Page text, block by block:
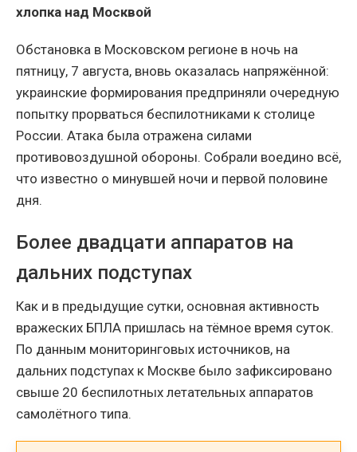
хлопка над Москвой
Обстановка в Московском регионе в ночь на
пятницу, 7 августа, вновь оказалась напряжённой:
украинские формирования предприняли очередную
попытку прорваться беспилотниками к столице
России. Атака была отражена силами
противовоздушной обороны. Собрали воедино всё,
что известно о минувшей ночи и первой половине
дня.
Более двадцати аппаратов на
дальних подступах
Как и в предыдущие сутки, основная активность
вражеских БПЛА пришлась на тёмное время суток.
По данным мониторинговых источников, на
дальних подступах к Москве было зафиксировано
свыше 20 беспилотных летательных аппаратов
самолётного типа.